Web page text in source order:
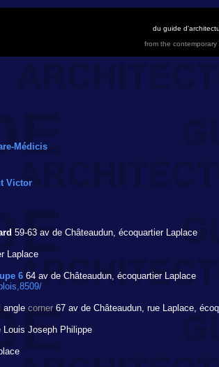
du guide
from the
Médicis
Victor
59-63 av de Châteaudun, écoquartier Laplace
Laplace
6 64 av de Châteaudun, écoquartier Laplace
angle corner 67 av de Châteaudun, rue Laplace,
Louis Joseph Philippe